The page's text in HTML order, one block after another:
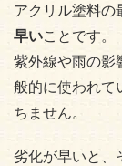
アクリル塗料の
早いことです。
紫外線や雨の影
般的に使われて
ちません。
劣化が早いと、